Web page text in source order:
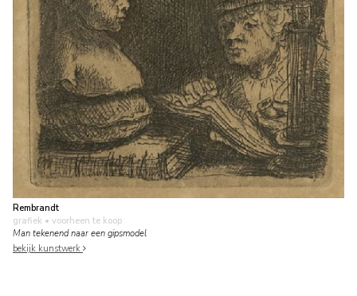
Rembrandt
grafiek • voorheen te koop
Man tekenend naar een gipsmodel
bekijk kunstwerk